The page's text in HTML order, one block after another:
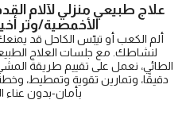
علاج طبيعي منزلي لآلام
الأخمصية/وتر
ألم الكعب أو تيبّس الكاحل قد
لنشاطك. مع جلسات العلاج
الطائي، نعمل على تقييم طريقة
دقيقًا، وتمارين تقوية وتمطيط،
بأمان-بدون عناء